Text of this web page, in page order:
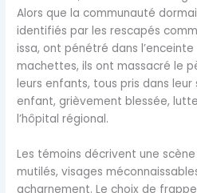
Alors que la communauté
identifiés par les rescapés
issa, ont pénétré dans
machettes, ils ont massacré le
leurs enfants, tous pris dans leur
enfant, grièvement blessée,
l’hôpital régional.
Les témoins décrivent une
mutilés, visages
acharnement. Le choix de